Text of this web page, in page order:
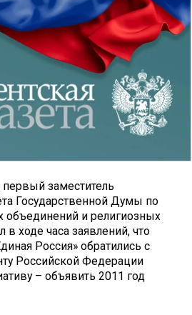
заместитель
Государственной Думы по
и религиозных
в ходе часа заявлений, что
Россия» обратились с
Российской Федерации
– объявить 2011 год